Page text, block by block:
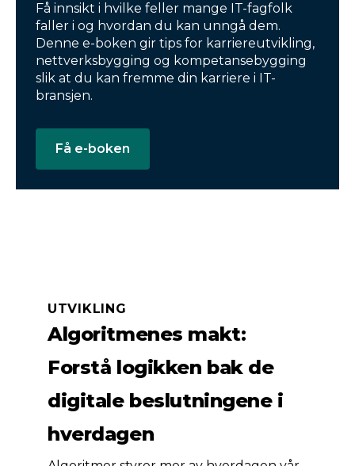
Få innsikt i hvilke feller mange IT-fagfolk
faller i og hvordan du kan unngå dem.
Denne e-boken gir tips for karriereutvikling,
nettverksbygging og kompetansebygging
slik at du kan fremme din karriere i IT-
bransjen.
Få e-boken
Algoritmenes makt:
Forstå logikken bak de
digitale beslutningene i
hverdagen
UTVIKLING